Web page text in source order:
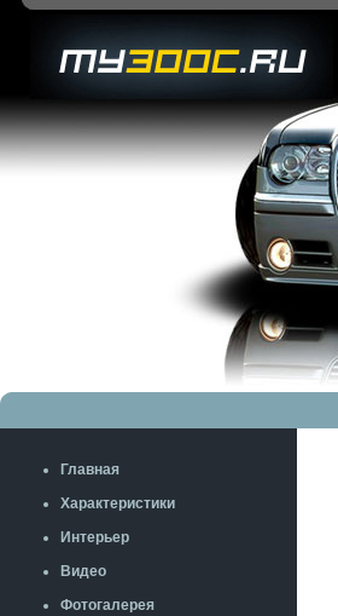
Главная
Характеристики
Интерьер
Видео
Фотогалерея